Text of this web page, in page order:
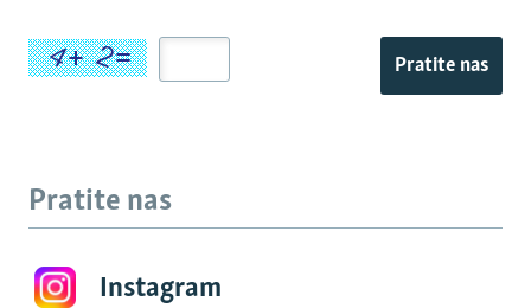
Pratite nas
Pratite nas
Instagram